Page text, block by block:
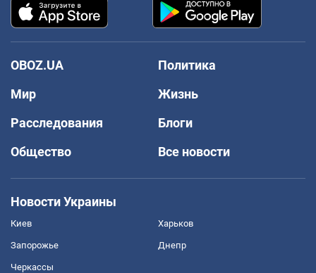
OBOZ.UA
Политика
Мир
Жизнь
Расследования
Блоги
Общество
Все новости
Новости Украины
Киев Харьков
Запорожье Днепр
Черкассы